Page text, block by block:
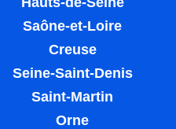
Saône-et-Loire
Creuse
Seine-Saint-Denis
Saint-Martin
Orne